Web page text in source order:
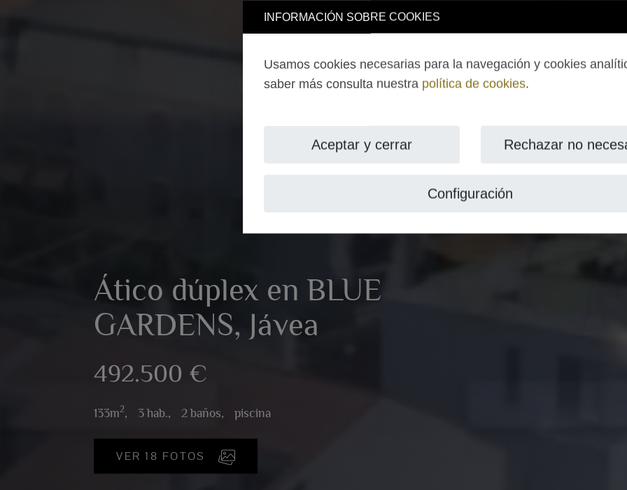
INFORMACIÓN SOBRE COOKIES
Usamos cookies necesarias para la navegación y cookies
saber más consulta nuestra política de cookies.
Aceptar y cerrar Rechazar no
Configuración
Ático dúplex en BLUE
GARDENS, Jávea
492.500 €
133m2, 3 hab., 2 baños, piscina
VER 18 FOTOS